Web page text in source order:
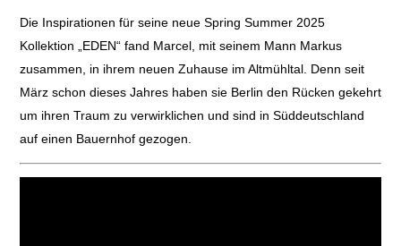
Die Inspirationen für seine neue Spring Summer 2025
Kollektion „EDEN“ fand Marcel, mit seinem Mann Markus
zusammen, in ihrem neuen Zuhause im Altmühltal. Denn seit
März schon dieses Jahres haben sie Berlin den Rücken gekehrt
um ihren Traum zu verwirklichen und sind in Süddeutschland
auf einen Bauernhof gezogen.